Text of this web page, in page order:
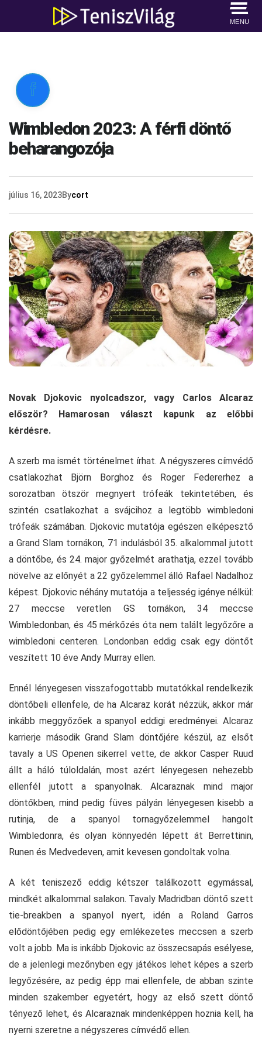
MENU

Wimbledon 2023: A férfi döntő
beharangozója
július 16, 2023Bycort
Novak Djokovic nyolcadszor, vagy Carlos Alcaraz
először? Hamarosan választ kapunk az előbbi
kérdésre.
A szerb ma ismét történelmet írhat. A négyszeres címvédő
csatlakozhat Björn Borghoz és Roger Federerhez a
sorozatban ötször megnyert trófeák tekintetében, és
szintén csatlakozhat a svájcihoz a legtöbb wimbledoni
trófeák számában. Djokovic mutatója egészen elképesztő
a Grand Slam tornákon, 71 indulásból 35. alkalommal jutott
a döntőbe, és 24. major győzelmét arathatja, ezzel tovább
növelve az előnyét a 22 győzelemmel álló Rafael Nadalhoz
képest. Djokovic néhány mutatója a teljesség igénye nélkül:
27 meccse veretlen GS tornákon, 34 meccse
Wimbledonban, és 45 mérkőzés óta nem talált legyőzőre a
wimbledoni centeren. Londonban eddig csak egy döntőt
veszített 10 éve Andy Murray ellen.
Ennél lényegesen visszafogottabb mutatókkal rendelkezik
döntőbeli ellenfele, de ha Alcaraz korát nézzük, akkor már
inkább meggyőzőek a spanyol eddigi eredményei. Alcaraz
karrierje második Grand Slam döntőjére készül, az elsőt
tavaly a US Openen sikerrel vette, de akkor Casper Ruud
állt a háló túloldalán, most azért lényegesen nehezebb
ellenfél jutott a spanyolnak. Alcaraznak mind major
döntőkben, mind pedig füves pályán lényegesen kisebb a
rutinja, de a spanyol tornagyőzelemmel hangolt
Wimbledonra, és olyan könnyedén lépett át Berrettinin,
Runen és Medvedeven, amit kevesen gondoltak volna.
A két teniszező eddig kétszer találkozott egymással,
mindkét alkalommal salakon. Tavaly Madridban döntő szett
tie-breakben a spanyol nyert, idén a Roland Garros
elődöntőjében pedig egy emlékezetes meccsen a szerb
volt a jobb. Ma is inkább Djokovic az összecsapás esélyese,
de a jelenlegi mezőnyben egy játékos lehet képes a szerb
legyőzésére, az pedig épp mai ellenfele, de abban szinte
minden szakember egyetért, hogy az első szett döntő
tényező lehet, és Alcaraznak mindenképpen hoznia kell, ha
nyerni szeretne a négyszeres címvédő ellen.